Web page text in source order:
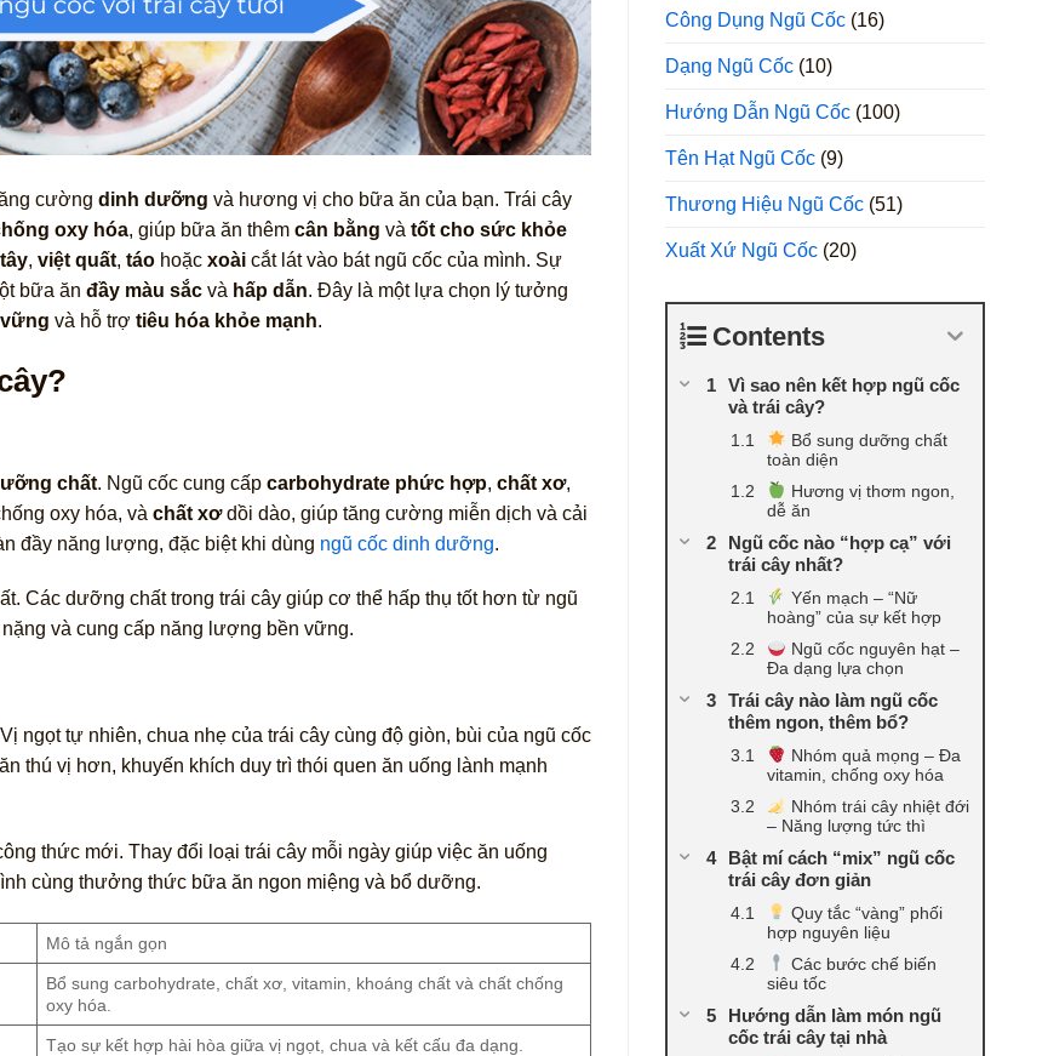
cường dinh dưỡng và hương vị cho bữa ăn của bạn. Trái cây
oxy hóa, giúp bữa ăn thêm cân bằng và tốt cho sức khỏe
, việt quất, táo hoặc xoài cắt lát vào bát ngũ cốc của mình. Sự
bữa ăn đầy màu sắc và hấp dẫn. Đây là một lựa chọn lý tưởng
và hỗ trợ tiêu hóa khỏe mạnh.
chất. Ngũ cốc cung cấp carbohydrate phức hợp, chất xơ,
oxy hóa, và chất xơdồi dào, giúp tăng cường miễn dịch và cải
đầy năng lượng, đặc biệt khi dùng ngũ cốc dinh dưỡng.
Các dưỡng chất trong trái cây giúp cơ thể hấp thụ tốt hơn từ ngũ
và cung cấp năng lượng bền vững.
ngọt tự nhiên, chua nhẹ của trái cây cùng độ giòn, bùi của ngũ cốc
thú vị hơn, khuyến khích duy trì thói quen ăn uống lành mạnh
thức mới. Thay đổi loại trái cây mỗi ngày giúp việc ăn uống
cùng thưởng thức bữa ăn ngon miệng và bổ dưỡng.
Mô tả ngắn gọn
Bổ sung carbohydrate, chất xơ, vitamin, khoáng chất và chất chống
oxy hóa.
Tạo sự kết hợp hài hòa giữa vị ngọt, chua và kết cấu đa dạng.
Công Dụng Ngũ Cốc (16)
Dạng Ngũ Cốc (10)
Hướng Dẫn Ngũ Cốc (100)
Tên Hạt Ngũ Cốc (9)
Thương Hiệu Ngũ Cốc (51)
Xuất Xứ Ngũ Cốc (20)
Contents
Vì sao nên kết hợp ngũ cốc
và trái cây?
Bổ sung dưỡng chất
toàn diện
Hương vị thơm ngon,
dễ ăn
Ngũ cốc nào “hợp cạ” với
trái cây nhất?
Yến mạch – “Nữ
hoàng” của sự kết hợp
Ngũ cốc nguyên hạt –
Đa dạng lựa chọn
Trái cây nào làm ngũ cốc
thêm ngon, thêm bổ?
Nhóm quả mọng – Đa
vitamin, chống oxy hóa
Nhóm trái cây nhiệt đới
– Năng lượng tức thì
Bật mí cách “mix” ngũ cốc
trái cây đơn giản
Quy tắc “vàng” phối
hợp nguyên liệu
Các bước chế biến
siêu tốc
Hướng dẫn làm món ngũ
cốc trái cây tại nhà